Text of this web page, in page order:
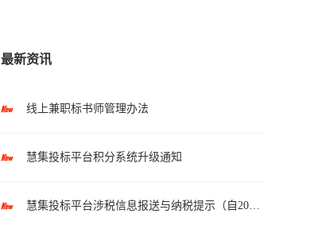
最新资讯
线上兼职标书师管理办法
慧集投标平台积分系统升级通知
慧集投标平台涉税信息报送与纳税提示（自2025年10月1日起执行）